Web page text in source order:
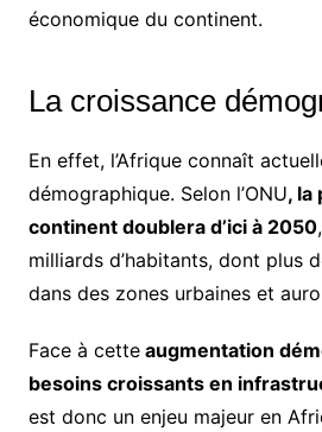
économique du continent.
La croissance
En effet, l’Afrique connaît
démographique. Selon l’ONU, la
continent doublera d’ici à 2050
milliards d’habitants, dont plus
dans des zones urbaines et
Face à cetteaugmentation
besoins croissants en
est donc un enjeu majeur en